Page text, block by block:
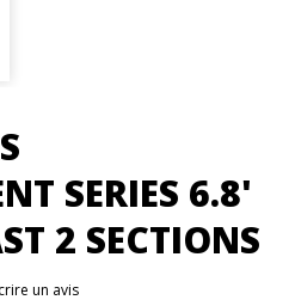
SERIES 6.8'
2 SECTIONS
un avis